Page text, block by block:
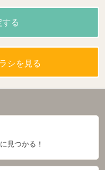
る
シを見る
見つかる！